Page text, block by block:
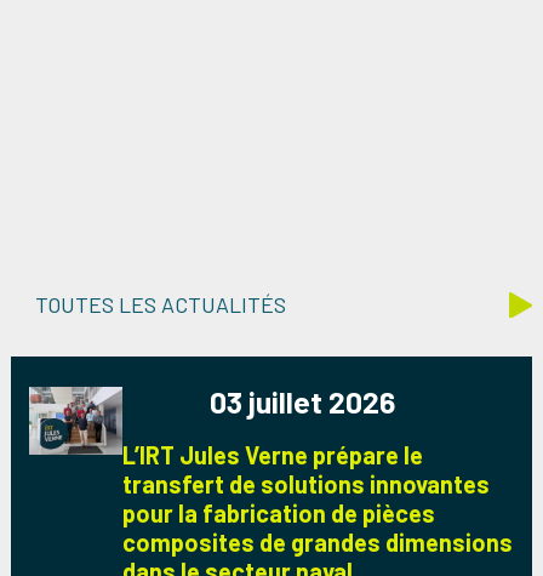
TOUTES LES ACTUALITÉS
03 juillet 2026
L’IRT Jules Verne prépare le
transfert de solutions innovantes
pour la fabrication de pièces
composites de grandes dimensions